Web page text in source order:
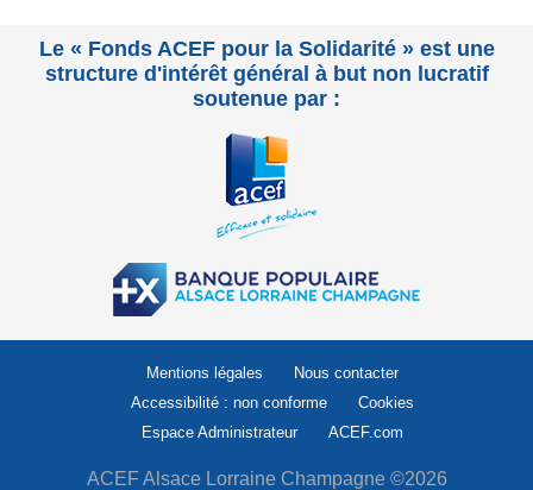
Le « Fonds ACEF pour la Solidarité » est une
structure d'intérêt général à but non lucratif
soutenue par :
Mentions légales
Nous contacter
Accessibilité : non conforme
Cookies
Espace Administrateur
ACEF.com
ACEF Alsace Lorraine Champagne ©2026